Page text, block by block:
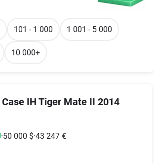
IH Tiger Mate II 2014
·50 000 $·43 247 €
101 - 1 000 1 001 - 5 000
10 000+